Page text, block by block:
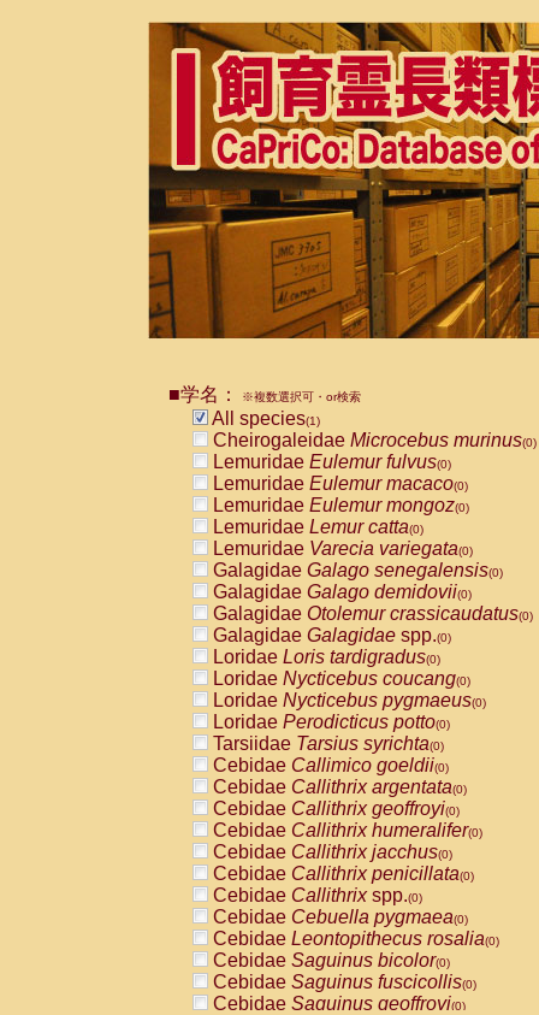
■学名： ※複数選択可・or検索
All species(1)
Cheirogaleidae Microcebus murinus(0)
Lemuridae Eulemur fulvus(0)
Lemuridae Eulemur macaco(0)
Lemuridae Eulemur mongoz(0)
Lemuridae Lemur catta(0)
Lemuridae Varecia variegata(0)
Galagidae Galago senegalensis(0)
Galagidae Galago demidovii(0)
Galagidae Otolemur crassicaudatus(0)
Galagidae Galagidae spp.(0)
Loridae Loris tardigradus(0)
Loridae Nycticebus coucang(0)
Loridae Nycticebus pygmaeus(0)
Loridae Perodicticus potto(0)
Tarsiidae Tarsius syrichta(0)
Cebidae Callimico goeldii(0)
Cebidae Callithrix argentata(0)
Cebidae Callithrix geoffroyi(0)
Cebidae Callithrix humeralifer(0)
Cebidae Callithrix jacchus(0)
Cebidae Callithrix penicillata(0)
Cebidae Callithrixspp.(0)
Cebidae Cebuella pygmaea(0)
Cebidae Leontopithecus rosalia(0)
Cebidae Saguinus bicolor(0)
Cebidae Saguinus fuscicollis(0)
Cebidae Saguinus geoffroyi(0)